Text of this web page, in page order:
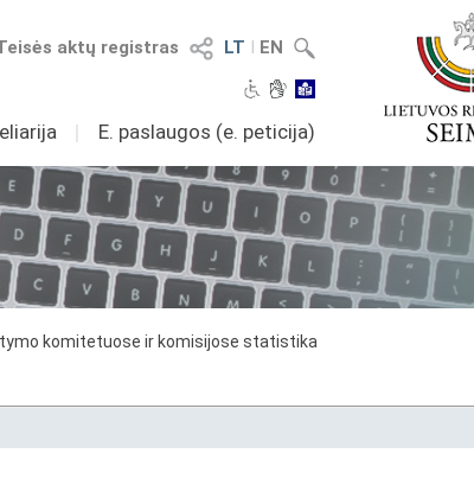
LT I EN
aktų registras
I E. paslaugos (e. peticija)
komitetuose ir komisijose statistika